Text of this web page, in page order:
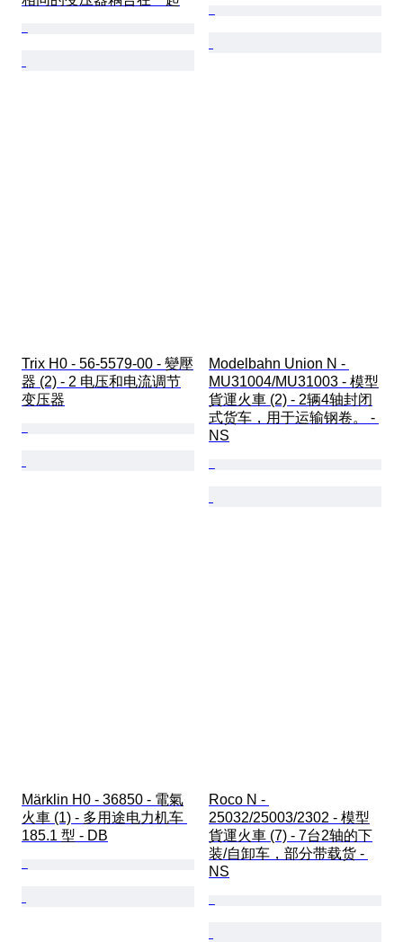
Trix H0 - 56-5579-00 - 變壓
器 (2) - 2 电压和电流调节
变压器
Modelbahn Union N -
MU31004/MU31003 - 模型
貨運火車 (2) - 2辆4轴封闭
式货车，用于运输钢卷。 -
NS
Märklin H0 - 36850 - 電氣
火車 (1) - 多用途电力机车
185.1 型 - DB
Roco N -
25032/25003/2302 - 模型
貨運火車 (7) - 7台2轴的下
装/自卸车，部分带载货 -
NS